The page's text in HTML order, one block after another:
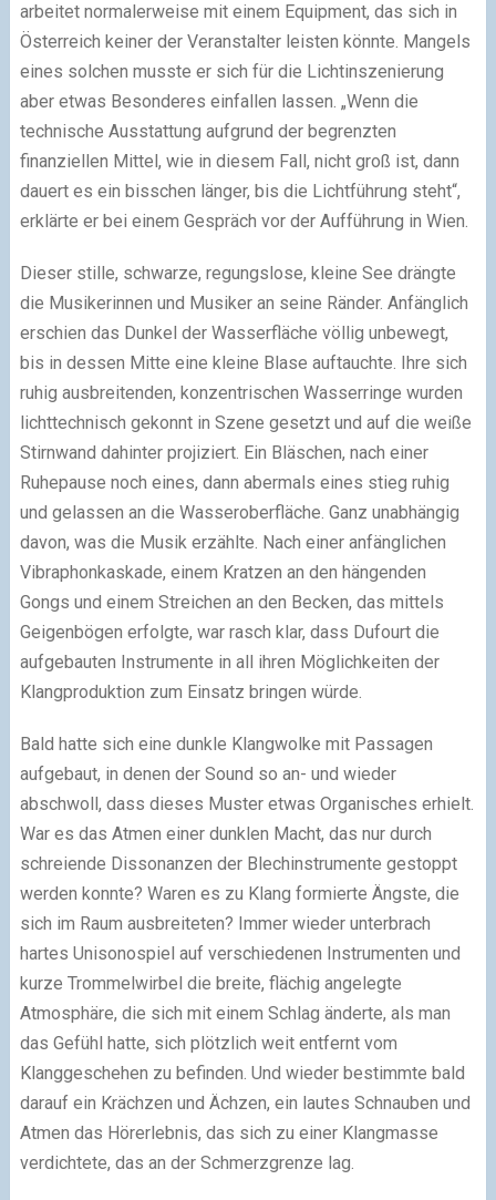
arbeitet normalerweise mit einem Equipment, das sich in
Österreich keiner der Veranstalter leisten könnte. Mangels
eines solchen musste er sich für die Lichtinszenierung
aber etwas Besonderes einfallen lassen. „Wenn die
technische Ausstattung aufgrund der begrenzten
finanziellen Mittel, wie in diesem Fall, nicht groß ist, dann
dauert es ein bisschen länger, bis die Lichtführung steht“,
erklärte er bei einem Gespräch vor der Aufführung in Wien.
Dieser stille, schwarze, regungslose, kleine See drängte
die Musikerinnen und Musiker an seine Ränder. Anfänglich
erschien das Dunkel der Wasserfläche völlig unbewegt,
bis in dessen Mitte eine kleine Blase auftauchte. Ihre sich
ruhig ausbreitenden, konzentrischen Wasserringe wurden
lichttechnisch gekonnt in Szene gesetzt und auf die weiße
Stirnwand dahinter projiziert. Ein Bläschen, nach einer
Ruhepause noch eines, dann abermals eines stieg ruhig
und gelassen an die Wasseroberfläche. Ganz unabhängig
davon, was die Musik erzählte. Nach einer anfänglichen
Vibraphonkaskade, einem Kratzen an den hängenden
Gongs und einem Streichen an den Becken, das mittels
Geigenbögen erfolgte, war rasch klar, dass Dufourt die
aufgebauten Instrumente in all ihren Möglichkeiten der
Klangproduktion zum Einsatz bringen würde.
Bald hatte sich eine dunkle Klangwolke mit Passagen
aufgebaut, in denen der Sound so an- und wieder
abschwoll, dass dieses Muster etwas Organisches erhielt.
War es das Atmen einer dunklen Macht, das nur durch
schreiende Dissonanzen der Blechinstrumente gestoppt
werden konnte? Waren es zu Klang formierte Ängste, die
sich im Raum ausbreiteten? Immer wieder unterbrach
hartes Unisonospiel auf verschiedenen Instrumenten und
kurze Trommelwirbel die breite, flächig angelegte
Atmosphäre, die sich mit einem Schlag änderte, als man
das Gefühl hatte, sich plötzlich weit entfernt vom
Klanggeschehen zu befinden. Und wieder bestimmte bald
darauf ein Krächzen und Ächzen, ein lautes Schnauben und
Atmen das Hörerlebnis, das sich zu einer Klangmasse
verdichtete, das an der Schmerzgrenze lag.